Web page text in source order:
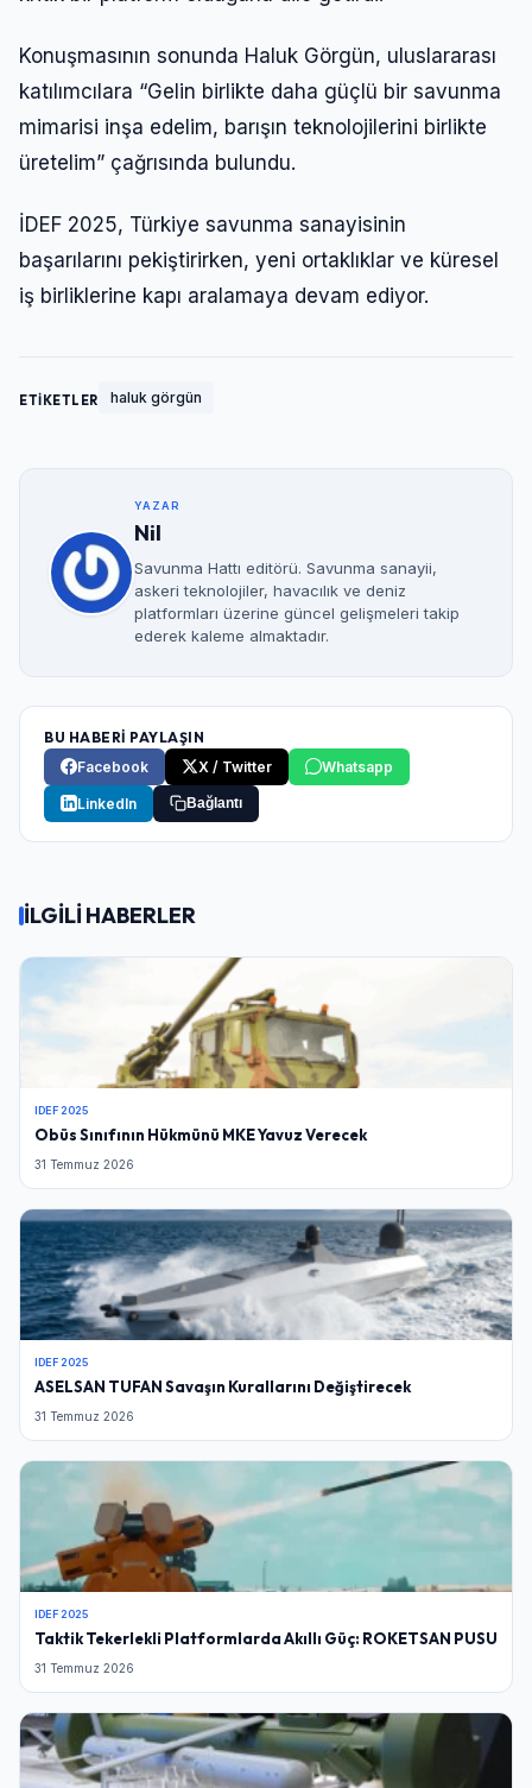
Konuşmasının sonunda Haluk Görgün, uluslararası
katılımcılara “Gelin birlikte daha güçlü bir savunma
mimarisi inşa edelim, barışın teknolojilerini birlikte
üretelim” çağrısında bulundu.
İDEF 2025, Türkiye savunma sanayisinin
başarılarını pekiştirirken, yeni ortaklıklar ve küresel
iş birliklerine kapı aralamaya devam ediyor.
ETİKETLER haluk görgün
YAZAR
Nil
Savunma Hattı editörü. Savunma sanayii,
askeri teknolojiler, havacılık ve deniz
platformları üzerine güncel gelişmeleri takip
ederek kaleme almaktadır.
BU HABERİ PAYLAŞIN
Facebook
X / Twitter Whatsapp
LinkedIn Bağlantı
İLGİLİ HABERLER
IDEF 2025
Obüs Sınıfının Hükmünü MKE Yavuz Verecek
31 Temmuz 2026
IDEF 2025
ASELSAN TUFAN Savaşın Kurallarını Değiştirecek
31 Temmuz 2026
IDEF 2025
Taktik Tekerlekli Platformlarda Akıllı Güç: ROKETSAN PUSU
31 Temmuz 2026